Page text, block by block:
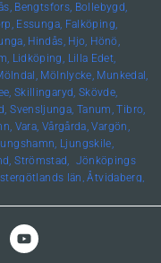
Bengtsfors, Bollebygd,
Essunga, Falköping,
Hindås, Hjo, Hönö,
Lidköping, Lilla Edet,
Mölnlycke, Munkedal,
Skillingaryd, Skövde,
Svensljunga, Tanum, Tibro,
Vara, Vårgårda, Vargön,
Ljungskile,
Strömstad, Jönköpings
län, Åtvidaberg,
Malmö,